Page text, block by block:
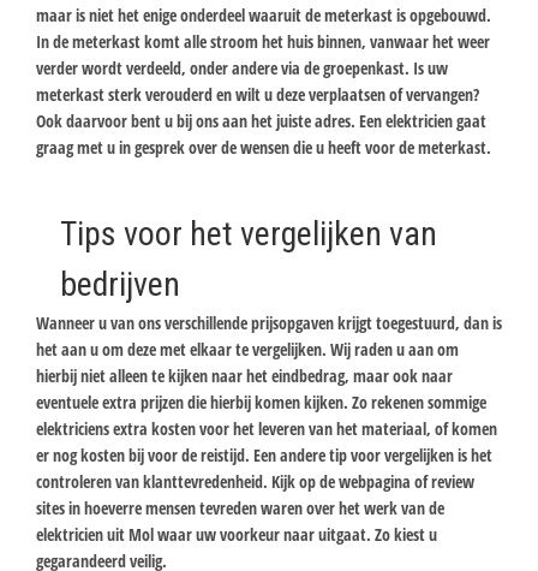
maar is niet het enige onderdeel waaruit de meterkast is opgebouwd.
In de meterkast komt alle stroom het huis binnen, vanwaar het weer
verder wordt verdeeld, onder andere via de groepenkast. Is uw
meterkast sterk verouderd en wilt u deze verplaatsen of vervangen?
Ook daarvoor bent u bij ons aan het juiste adres. Een elektricien gaat
graag met u in gesprek over de wensen die u heeft voor de meterkast.
Tips voor het vergelijken van
bedrijven
Wanneer u van ons verschillende prijsopgaven krijgt toegestuurd, dan is
het aan u om deze met elkaar te vergelijken. Wij raden u aan om
hierbij niet alleen te kijken naar het eindbedrag, maar ook naar
eventuele extra prijzen die hierbij komen kijken. Zo rekenen sommige
elektriciens extra kosten voor het leveren van het materiaal, of komen
er nog kosten bij voor de reistijd. Een andere tip voor vergelijken is het
controleren van klanttevredenheid. Kijk op de webpagina of review
sites in hoeverre mensen tevreden waren over het werk van de
elektricien uit Mol waar uw voorkeur naar uitgaat. Zo kiest u
gegarandeerd veilig.